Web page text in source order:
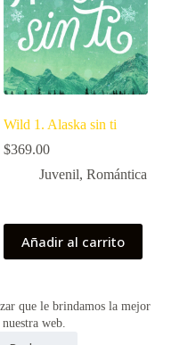
que le brindamos la mejor
web.
Wild 1. Alaska sin ti
$369.00
Juvenil,Romántica
Añadir al carrito
Historias de Bolsillo